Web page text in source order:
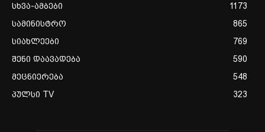
სხვა-ამბები
1173
სამინისტრო
865
სიახლეები
769
შენი დაავადება
590
მეცნიერება
548
პულსი TV
323